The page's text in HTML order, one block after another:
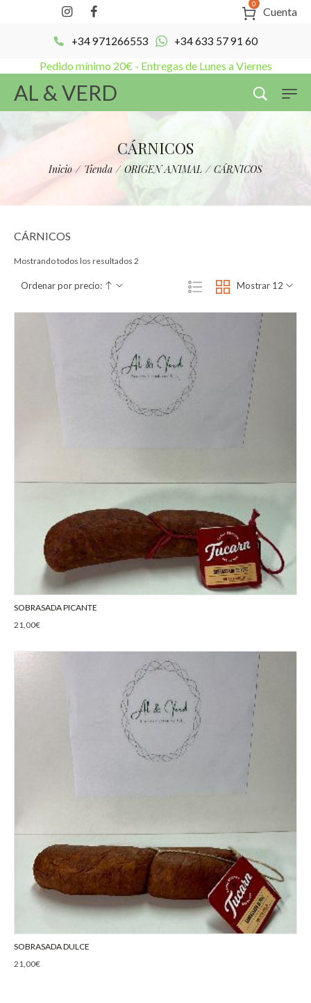
0
Cuenta
+34 971266553 +34 633 57 91 60
Pedido mínimo 20€ - Entregas de Lunes a Viernes
AL & VERD
CÁRNICOS
Inicio / Tienda / ORIGEN ANIMAL / CÁRNICOS
CÁRNICOS
Mostrando todos los resultados 2
Mostrar 12
Ordenar por precio:
SOBRASADA PICANTE
21,00€
SOBRASADA DULCE
21,00€